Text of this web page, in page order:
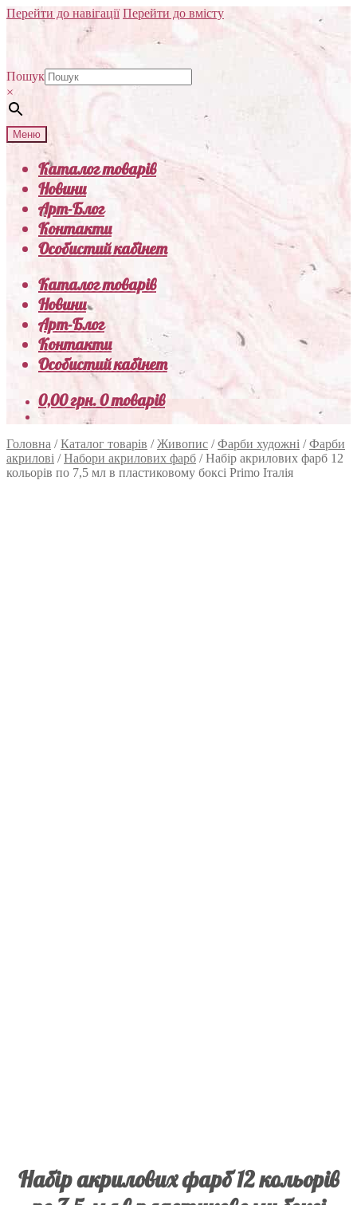
Перейти до навігації Перейти до вмісту
Пошук
×
Меню
Каталог товарів
Новини
Арт-Блог
Контакти
Особистий кабінет
Каталог товарів
Новини
Арт-Блог
Контакти
Особистий кабінет
0,00грн.0 товарів
Головна /Каталог товарів /Живопис /Фарби художні /Фарби
акрилові /Набори акрилових фарб /Набір акрилових фарб 12
кольорів по 7,5 мл в пластиковому боксі Primo Італія
Набір акрилових фарб 12 кольорів